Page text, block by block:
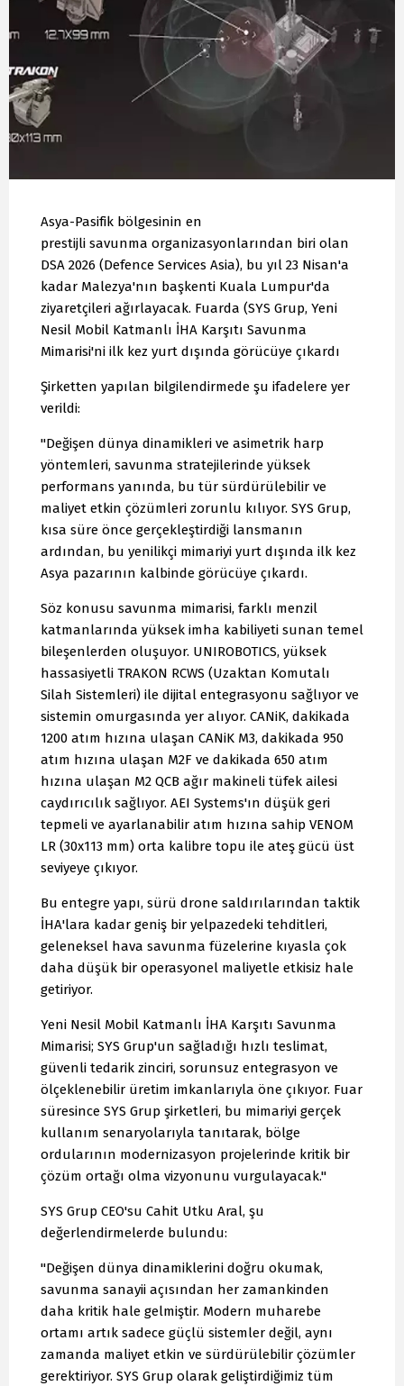
Asya-Pasifik bölgesinin en
prestijli savunma organizasyonlarından biri olan
DSA 2026 (Defence Services Asia), bu yıl 23 Nisan'a
kadar Malezya'nın başkenti Kuala Lumpur'da
ziyaretçileri ağırlayacak. Fuarda (SYS Grup, Yeni
Nesil Mobil Katmanlı İHA Karşıtı Savunma
Mimarisi'ni ilk kez yurt dışında görücüye çıkardı
Şirketten yapılan bilgilendirmede şu ifadelere yer
verildi:
"Değişen dünya dinamikleri ve asimetrik harp
yöntemleri, savunma stratejilerinde yüksek
performans yanında, bu tür sürdürülebilir ve
maliyet etkin çözümleri zorunlu kılıyor. SYS Grup,
kısa süre önce gerçekleştirdiği lansmanın
ardından, bu yenilikçi mimariyi yurt dışında ilk kez
Asya pazarının kalbinde görücüye çıkardı.
Söz konusu savunma mimarisi, farklı menzil
katmanlarında yüksek imha kabiliyeti sunan temel
bileşenlerden oluşuyor. UNIROBOTICS, yüksek
hassasiyetli TRAKON RCWS (Uzaktan Komutalı
Silah Sistemleri) ile dijital entegrasyonu sağlıyor ve
sistemin omurgasında yer alıyor. CANiK, dakikada
1200 atım hızına ulaşan CANiK M3, dakikada 950
atım hızına ulaşan M2F ve dakikada 650 atım
hızına ulaşan M2 QCB ağır makineli tüfek ailesi
caydırıcılık sağlıyor. AEI Systems'ın düşük geri
tepmeli ve ayarlanabilir atım hızına sahip VENOM
LR (30x113 mm) orta kalibre topu ile ateş gücü üst
seviyeye çıkıyor.
Bu entegre yapı, sürü drone saldırılarından taktik
İHA'lara kadar geniş bir yelpazedeki tehditleri,
geleneksel hava savunma füzelerine kıyasla çok
daha düşük bir operasyonel maliyetle etkisiz hale
getiriyor.
Yeni Nesil Mobil Katmanlı İHA Karşıtı Savunma
Mimarisi; SYS Grup'un sağladığı hızlı teslimat,
güvenli tedarik zinciri, sorunsuz entegrasyon ve
ölçeklenebilir üretim imkanlarıyla öne çıkıyor. Fuar
süresince SYS Grup şirketleri, bu mimariyi gerçek
kullanım senaryolarıyla tanıtarak, bölge
ordularının modernizasyon projelerinde kritik bir
çözüm ortağı olma vizyonunu vurgulayacak."
SYS Grup CEO'su Cahit Utku Aral, şu
değerlendirmelerde bulundu:
"Değişen dünya dinamiklerini doğru okumak,
savunma sanayii açısından her zamankinden
daha kritik hale gelmiştir. Modern muharebe
ortamı artık sadece güçlü sistemler değil, aynı
zamanda maliyet etkin ve sürdürülebilir çözümler
gerektiriyor. SYS Grup olarak geliştirdiğimiz tüm